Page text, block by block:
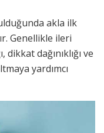
akla ilk
Genellikle ileri
dikkat dağınıklığı ve
yardımcı